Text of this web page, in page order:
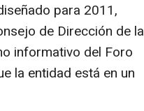
para 2011,
de Dirección de la
informativo del Foro
la entidad está en un